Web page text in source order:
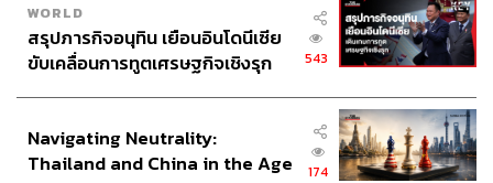
WORLD
สรุปภารกิจอนุทิน เยือนอินโดนีเซีย
ขับเคลื่อนการทูตเศรษฐกิจเชิงรุก
543
Navigating Neutrality:
Thailand and China in the Age
174